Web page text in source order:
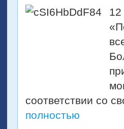
12
соответствии со
полностью